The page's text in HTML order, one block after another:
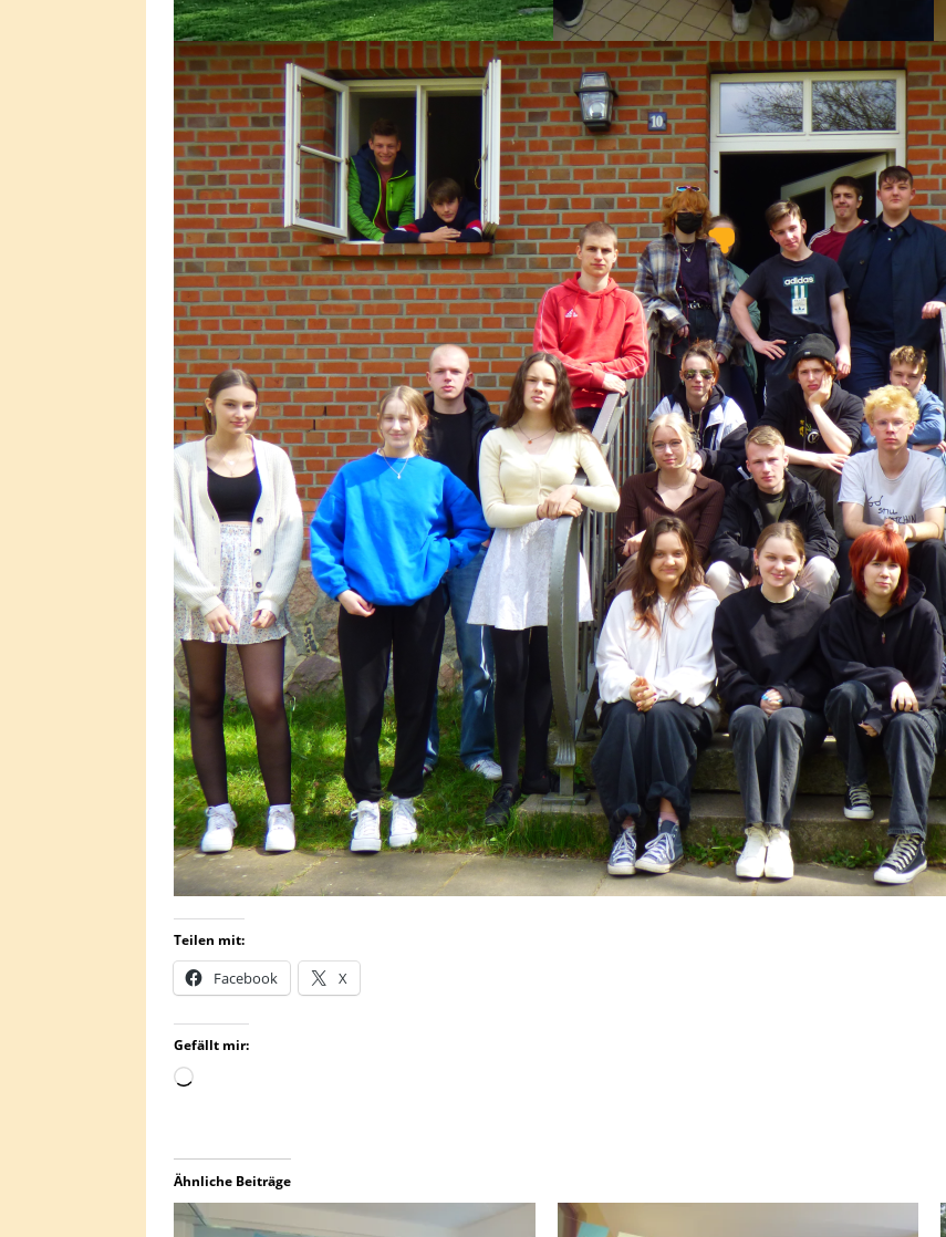
Teilen mit:
Facebook X
Gefällt mir:
Ähnliche Beiträge